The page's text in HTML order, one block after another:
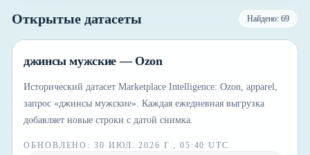
Открытые датасеты Найдено: 69
джинсы мужские — Ozon
Исторический датасет Marketplace Intelligence: Ozon, apparel,
запрос «джинсы мужские». Каждая ежедневная выгрузка
добавляет новые строки с датой снимка.
ОБНОВЛЕНО :30 ИЮЛ. 2026 Г., 05:40 UTC